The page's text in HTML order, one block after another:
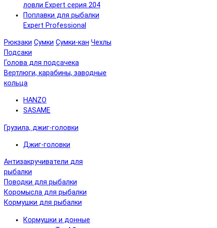
ловли Expert серия 204
Поплавки для рыбалки
Expert Professional
Рюкзаки Сумки Сумки-кан Чехлы
Подсаки
Голова для подсачека
Вертлюги, карабины, заводные
кольца
HANZO
SASAME
Грузила, джиг-головки
Джиг-головки
Антизакручиватели для
рыбалки
Поводки для рыбалки
Коромысла для рыбалки
Кормушки для рыбалки
Кормушки и донные